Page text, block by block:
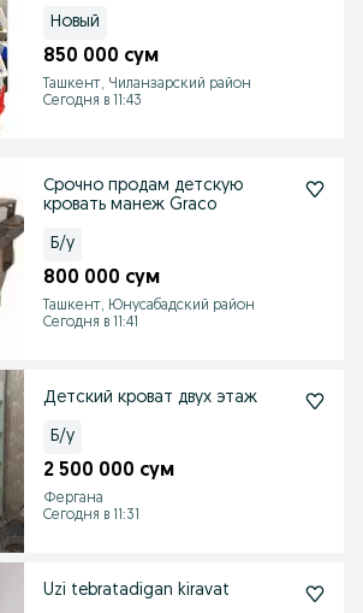
Новый
850 000 сум
Ташкент, Чиланзарский район
Сегодня в 11:43
Срочно продам детскую
кровать манеж Graco
Б/у
800 000 сум
Ташкент, Юнусабадский район
Сегодня в 11:41
Детский кроват двух этаж
Б/у
2 500 000 сум
Фергана
Сегодня в 11:31
Uzi tebratadigan kiravat